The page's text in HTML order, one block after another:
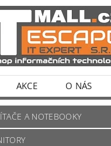
AKCE O NÁS
A NOTEBOOKY